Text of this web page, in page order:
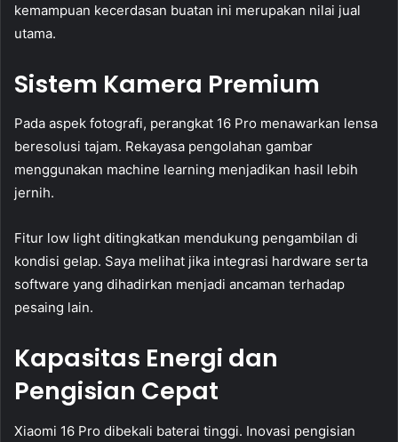
kemampuan kecerdasan buatan ini merupakan nilai jual
utama.
Sistem Kamera Premium
Pada aspek fotografi, perangkat 16 Pro menawarkan lensa
beresolusi tajam. Rekayasa pengolahan gambar
menggunakan machine learning menjadikan hasil lebih
jernih.
Fitur low light ditingkatkan mendukung pengambilan di
kondisi gelap. Saya melihat jika integrasi hardware serta
software yang dihadirkan menjadi ancaman terhadap
pesaing lain.
Kapasitas Energi dan
Pengisian Cepat
Xiaomi 16 Pro dibekali baterai tinggi. Inovasi pengisian